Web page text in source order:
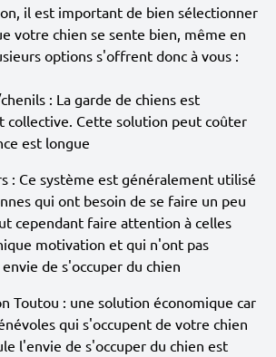
il est important de bien sélectionner
votre chien se sente bien, même en
options s'offrent donc à vous :
: La garde de chiens est
collective. Cette solution peut coûter
est longue
: Ce système est généralement utilisé
qui ont besoin de se faire un peu
cependant faire attention à celles
motivation et qui n'ont pas
de s'occuper du chien
Toutou : une solution économique car
qui s'occupent de votre chien
l'envie de s'occuper du chien est